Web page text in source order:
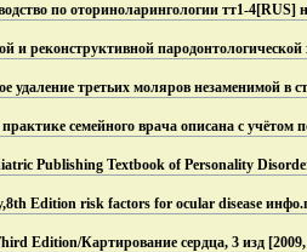
по оториноларингологии тт1-
и реконструктивной
удаление третьих моляров незаменимой
семейного врача описана с учётом
Publishing Textbook of Personality
Edition risk factors for ocular disease инфо.
Edition/Картирование сердца, 3 изд